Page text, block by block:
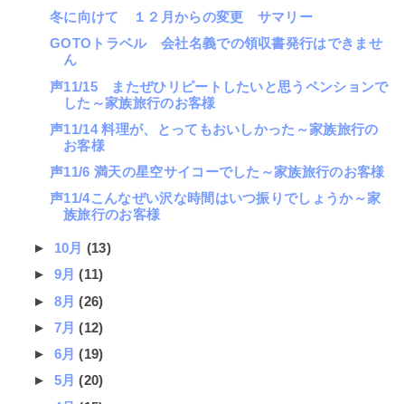
冬に向けて １２月からの変更 サマリー
GOTOトラベル 会社名義での領収書発行はできませ
ん
声11/15 またぜひリピートしたいと思うペンションで
した～家族旅行のお客様
声11/14 料理が、とってもおいしかった～家族旅行の
お客様
声11/6 満天の星空サイコーでした～家族旅行のお客様
声11/4こんなぜい沢な時間はいつ振りでしょうか～家
族旅行のお客様
► 10月 (13)
► 9月(11)
► 8月(26)
► 7月(12)
► 6月(19)
► 5月(20)